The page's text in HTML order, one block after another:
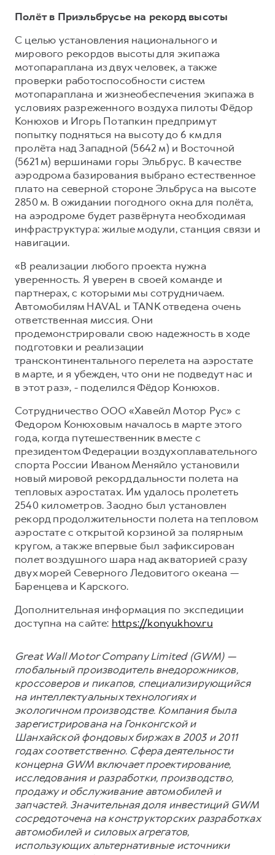
Полёт в Приэльбрусье на рекорд высоты
С целью установления национального и
мирового рекордов высоты для экипажа
мотопараплана из двух человек, а также
проверки работоспособности систем
мотопараплана и жизнеобеспечения экипажа в
условиях разреженного воздуха пилоты Фёдор
Конюхов и Игорь Потапкин предпримут
попытку подняться на высоту до 6 км для
пролёта над Западной (5642 м) и Восточной
(5621 м) вершинами горы Эльбрус. В качестве
аэродрома базирования выбрано естественное
плато на северной стороне Эльбруса на высоте
2850 м. В ожидании погодного окна для полёта,
на аэродроме будет развёрнута необходимая
инфраструктура: жилые модули, станция связи и
навигации.
«В реализации любого проекта нужна
уверенность. Я уверен в своей команде и
партнерах, с которыми мы сотрудничаем.
Автомобилям HAVAL и TANK отведена очень
ответственная миссия. Они
продемонстрировали свою надежность в ходе
подготовки и реализации
трансконтинентального перелета на аэростате
в марте, и я убежден, что они не подведут нас и
в этот раз», - поделился Фёдор Конюхов.
Сотрудничество ООО «Хавейл Мотор Рус» с
Федором Конюховым началось в марте этого
года, когда путешественник вместе с
президентом Федерации воздухоплавательного
спорта России Иваном Меняйло установили
новый мировой рекорд дальности полета на
тепловых аэростатах. Им удалось пролететь
2540 километров. Заодно был установлен
рекорд продолжительности полета на тепловом
аэростате с открытой корзиной за полярным
кругом, а также впервые был зафиксирован
полет воздушного шара над акваторией сразу
двух морей Северного Ледовитого океана —
Баренцева и Карского.
Дополнительная информация по экспедиции
доступна на сайте: https://konyukhov.ru
Great Wall Motor Company Limited (GWM) —
глобальный производитель внедорожников,
кроссоверов и пикапов, специализирующийся
на интеллектуальных технологиях и
экологичном производстве. Компания была
зарегистрирована на Гонконгской и
Шанхайской фондовых биржах в 2003 и 2011
годах соответственно. Сфера деятельности
концерна GWM включает проектирование,
исследования и разработки, производство,
продажу и обслуживание автомобилей и
запчастей. Значительная доля инвестиций GWM
сосредоточена на конструкторских разработках
автомобилей и силовых агрегатов,
использующих альтернативные источники